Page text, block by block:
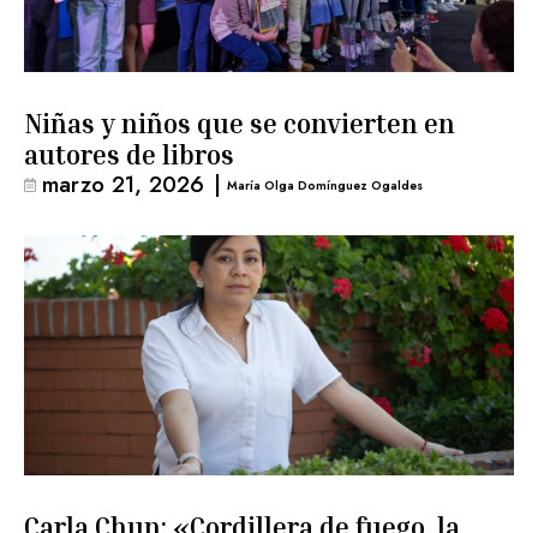
Niñas y niños que se convierten en
autores de libros
marzo 21, 2026 | María Olga Domínguez Ogaldes